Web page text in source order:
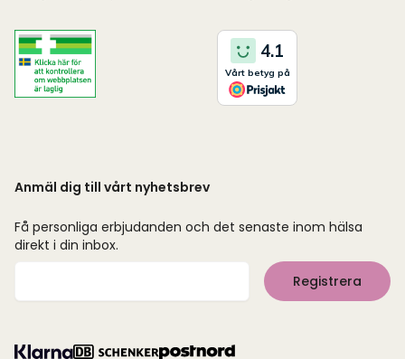
Anmäl dig till vårt nyhetsbrev
Få personliga erbjudanden och det senaste inom hälsa
direkt i din inbox.
Registrera